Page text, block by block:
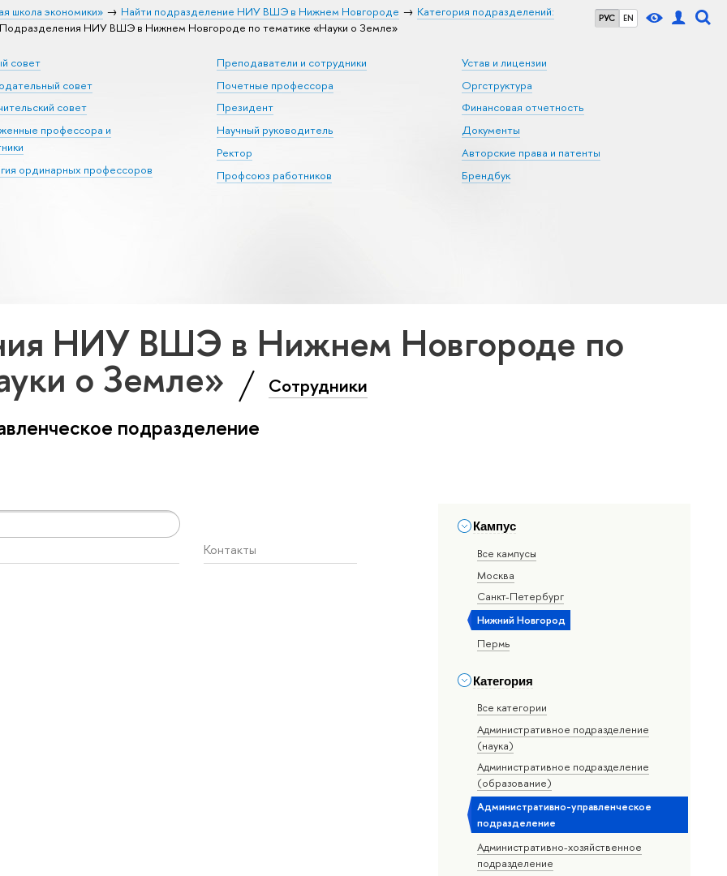
РУС EN
школа экономики» Найти подразделение НИУ ВШЭ в Нижнем Новгороде
Категория подразделений:
Подразделения НИУ ВШЭ в Нижнем Новгороде по тематике «Науки о Земле»
совет
совет
совет
профессора и
ординарных профессоров
Преподаватели и сотрудники
Почетные профессора
Президент
Научный руководитель
Ректор
Профсоюз работников
Устав и лицензии
Оргструктура
Финансовая отчетность
Документы
Авторские права и патенты
Брендбук
НИУ ВШЭ в Нижнем Новгороде по
о Земле» Сотрудники
подразделение
Кампус
Все кампусы
Москва
Санкт-Петербург
Нижний Новгород
Пермь
Категория
Все категории
Административное подразделение
(наука)
Административное подразделение
(образование)
Административно-управленческое
подразделение
Административно-хозяйственное
подразделение
Контакты